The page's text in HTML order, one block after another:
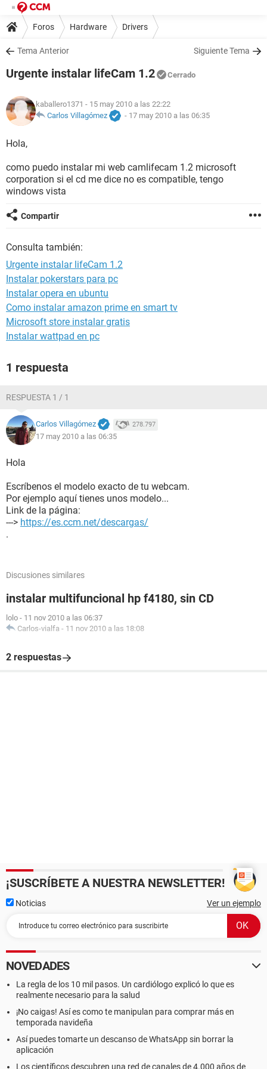
Foros Hardware Drivers
Tema Anterior Siguiente Tema
Urgente instalar lifeCam 1.2 Cerrado
kaballero1371 - 15 may 2010 a las 22:22
Carlos Villagómez
- 17 may 2010 a las 06:35
Hola,
como puedo instalar mi web camlifecam 1.2 microsoft
corporation si el cd me dice no es compatible, tengo
windows vista
Compartir
Consulta también:
Urgente instalar lifeCam 1.2
Instalar pokerstars para pc
Instalar opera en ubuntu
Como instalar amazon prime en smart tv
Microsoft store instalar gratis
Instalar wattpad en pc
1 respuesta
RESPUESTA 1 / 1
Carlos Villagómez 278.797
17 may 2010 a las 06:35
Hola
Escríbenos el modelo exacto de tu webcam.
Por ejemplo aquí tienes unos modelo...
Link de la página:
---> https://es.ccm.net/descargas/
.
Discusiones similares
instalar multifuncional hp f4180, sin CD
lolo - 11 nov 2010 a las 06:37
Carlos-vialfa - 11 nov 2010 a las 18:08
2 respuestas
¡SUSCRÍBETE A NUESTRA NEWSLETTER!
Noticias Ver un ejemplo
NOVEDADES
La regla de los 10 mil pasos. Un cardiólogo explicó lo que es
realmente necesario para la salud
¡No caigas! Así es como te manipulan para comprar más en
temporada navideña
Así puedes tomarte un descanso de WhatsApp sin borrar la
aplicación
Los científicos descubren una red de canales de 4.000 años de